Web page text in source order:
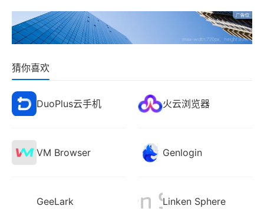
猜你喜欢
DuoPlus云手机 火云浏览器
VM Browser Genlogin
GeeLark Linken Sphere